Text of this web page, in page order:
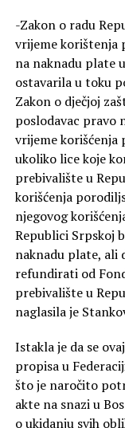
-Zakon o radu
vrijeme korištenja
na naknadu plate
ostavarila u toku
Zakon o dječjoj
poslodavac pravo
vrijeme korišćenja
ukoliko lice koje
prebivalište u
korišćenja
njegovog
Republici Srpskoj
naknadu plate, ali
refundirati od
prebivalište u
naglasila je
Istakla je da se
propisa u
što je naročito
akte na snazi u
o ukidanju svih